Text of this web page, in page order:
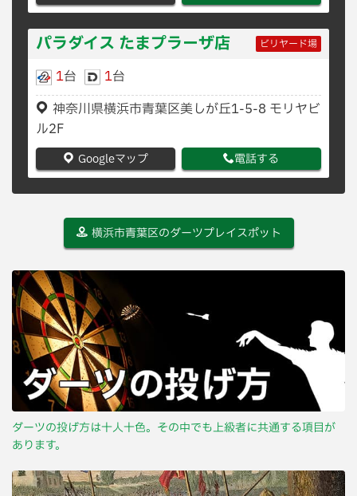
パラダイス たまプラーザ店 ビリヤード場
1台 1台
神奈川県横浜市青葉区美しが丘1-5-8 モリヤビ
ル2F
Googleマップ 電話する
横浜市青葉区のダーツプレイスポット
ダーツの投げ方は十人十色。その中でも上級者に共通する項目が
あります。